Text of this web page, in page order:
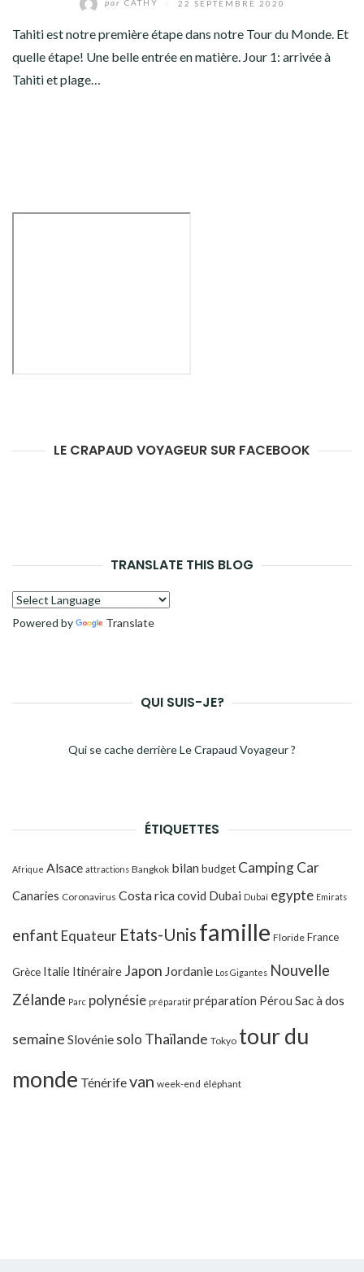
par CATHY 22 SEPTEMBRE 2020
Tahiti est notre première étape dans notre Tour du Monde. Et
quelle étape! Une belle entrée en matière. Jour 1: arrivée à
Tahiti et plage…
LE CRAPAUD VOYAGEUR SUR FACEBOOK
TRANSLATE THIS BLOG
Powered by Translate
QUI SUIS-JE?
Qui se cache derrière Le Crapaud Voyageur ?
ÉTIQUETTES
Afrique Alsace attractions Bangkok bilanbudget Camping Car
Canaries Coronavirus Costa ricacovid Dubai Dubaï egypte Emirats
enfant Equateur Etats-Unis famille Floride France
Grèce Italie Itinéraire Japon Jordanie Los Gigantes Nouvelle
Zélande Parc polynésie préparatif préparation Pérou Sac à dos
semaine Slovénie solo Thaïlande Tokyo tour du
monde Ténérifevan week-end éléphant